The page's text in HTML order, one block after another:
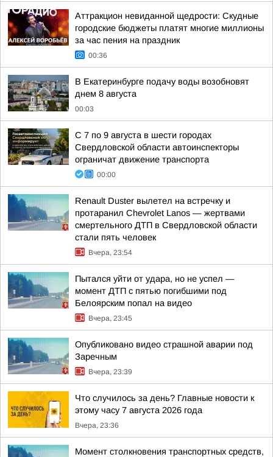
Аттракцион невиданной щедрости: Скудные
городские бюджеты платят многие миллионы
за час пения на праздник
00:36
В Екатеринбурге подачу воды возобновят
днем 8 августа
00:03
С 7 по 9 августа в шести городах
Свердловской области автоинспекторы
ограничат движение транспорта
00:00
Renault Duster вылетел на встречку и
протаранил Chevrolet Lanos — жертвами
смертельного ДТП в Свердловской области
стали пять человек
Вчера, 23:54
Пытался уйти от удара, но не успел —
момент ДТП с пятью погибшими под
Белоярским попал на видео
Вчера, 23:45
Опубликовано видео страшной аварии под
Заречным
Вчера, 23:39
Что случилось за день? Главные новости к
этому часу 7 августа 2026 года
Вчера, 23:36
Момент столкновения транспортных средств,